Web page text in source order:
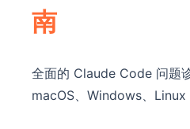
南
全面的 Claude Code 问题
macOS、Windows、Linux